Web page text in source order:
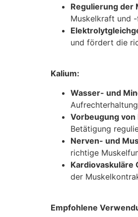
Regulierung der
Muskelkraft und
und fördert die
Kalium:
Wasser- und
Vorbeugung
Betätigung
Nerven- und
richtige
Kardiovaskuläre
der
Empfohlene